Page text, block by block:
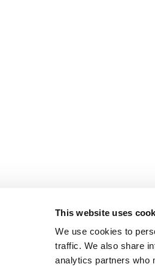
This website uses
We use cookies to
traffic. We also share
analytics partners who